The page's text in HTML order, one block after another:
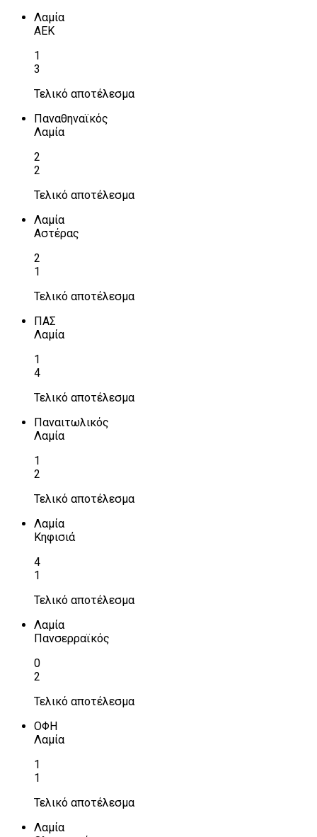
Λαμία
ΑΕΚ
1
3
Τελικό αποτέλεσμα
Παναθηναϊκός
Λαμία
2
2
Τελικό αποτέλεσμα
Λαμία
Αστέρας
2
1
Τελικό αποτέλεσμα
ΠΑΣ
Λαμία
1
4
Τελικό αποτέλεσμα
Παναιτωλικός
Λαμία
1
2
Τελικό αποτέλεσμα
Λαμία
Κηφισιά
4
1
Τελικό αποτέλεσμα
Λαμία
Πανσερραϊκός
0
2
Τελικό αποτέλεσμα
ΟΦΗ
Λαμία
1
1
Τελικό αποτέλεσμα
Λαμία